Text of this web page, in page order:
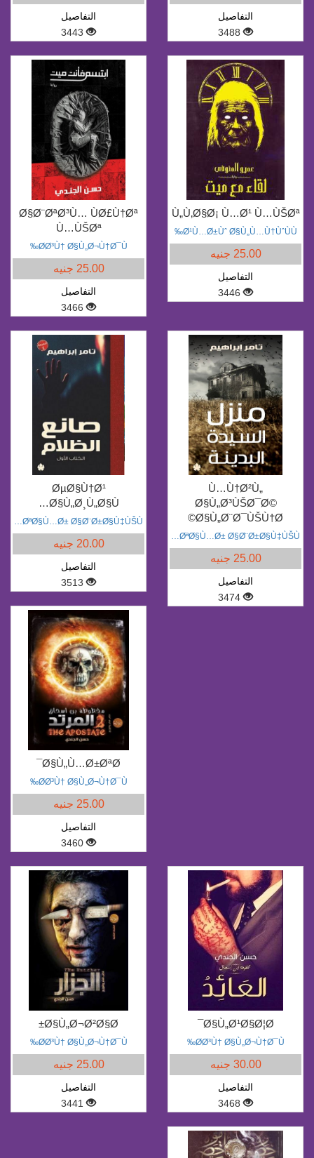
التفاصيل
3488
التفاصيل
3443
Ù„Ù‚Ø§Ø¡ Ù…Ø¹ Ù…ÙŠØª
Ø¹Ù…Ø±Ùˆ Ø§Ù„Ù…Ù†ÙˆÙÙ‰
25.00 جنيه
التفاصيل
3446
Ø§Ø¨ØªØ³Ù… ÙØ£Ù†Øª
Ù…ÙŠØª
Ø­Ø³Ù† Ø§Ù„Ø¬Ù†Ø¯Ù‰
25.00 جنيه
التفاصيل
3466
Ù…Ù†Ø²Ù„
Ø§Ù„Ø³ÙŠØ¯Ø©
Ø§Ù„Ø¨Ø¯ÙŠÙ†Ø©
ØªØ§Ù…Ø± Ø§Ø¨Ø±Ø§Ù‡ÙŠÙ…
25.00 جنيه
التفاصيل
3474
ØµØ§Ù†Ø¹
Ø§Ù„Ø¸Ù„Ø§Ù…
ØªØ§Ù…Ø± Ø§Ø¨Ø±Ø§Ù‡ÙŠÙ…
20.00 جنيه
التفاصيل
3513
Ø§Ù„Ù…Ø±ØªØ¯
Ø­Ø³Ù† Ø§Ù„Ø¬Ù†Ø¯Ù‰
25.00 جنيه
التفاصيل
3460
Ø§Ù„Ø¹Ø§Ø¦Ø¯
Ø­Ø³Ù† Ø§Ù„Ø¬Ù†Ø¯Ù‰
30.00 جنيه
التفاصيل
3468
Ø§Ù„Ø¬Ø²Ø§Ø±
Ø­Ø³Ù† Ø§Ù„Ø¬Ù†Ø¯Ù‰
25.00 جنيه
التفاصيل
3441